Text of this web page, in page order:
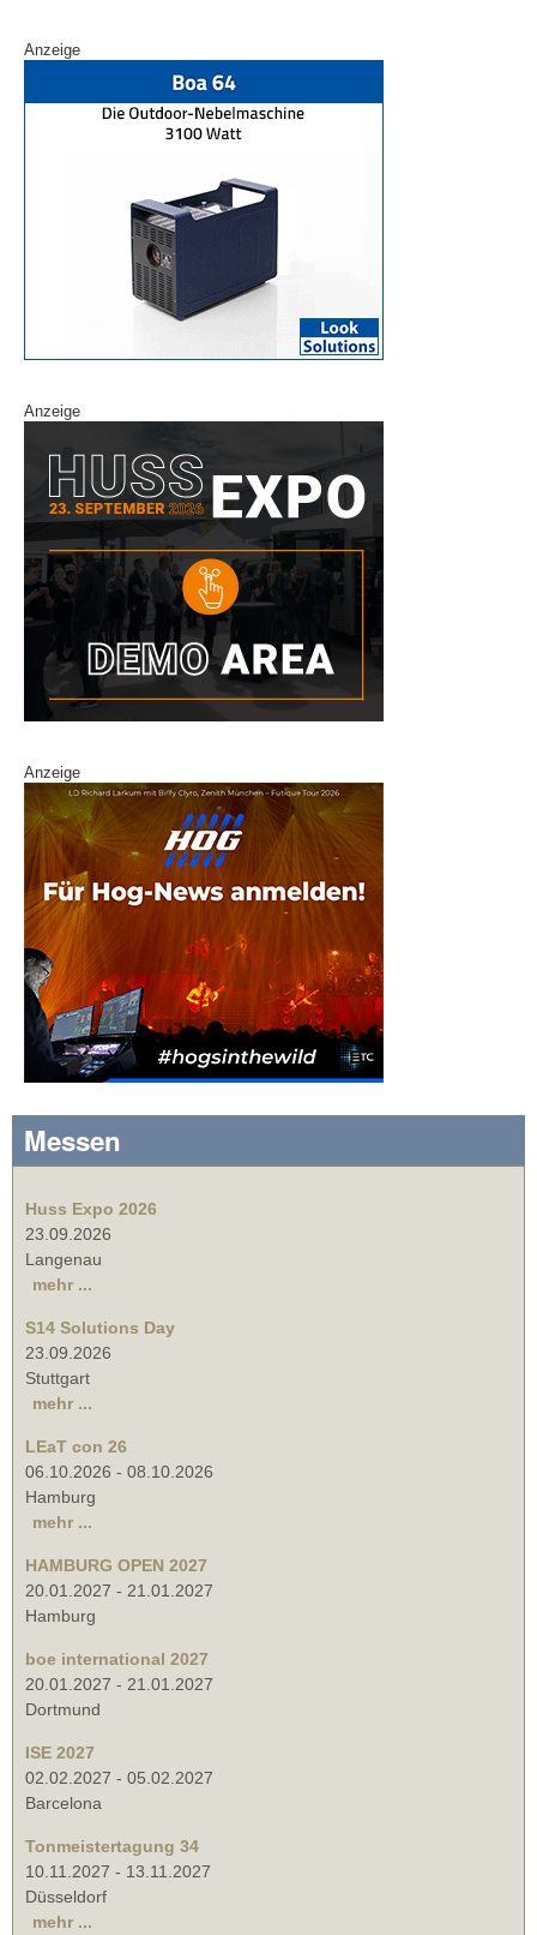
Anzeige
Anzeige
Anzeige
Messen
Huss Expo 2026
23.09.2026
Langenau
mehr ...
S14 Solutions Day
23.09.2026
Stuttgart
mehr ...
LEaT con 26
06.10.2026 - 08.10.2026
Hamburg
mehr ...
HAMBURG OPEN 2027
20.01.2027 - 21.01.2027
Hamburg
boe international 2027
20.01.2027 - 21.01.2027
Dortmund
ISE 2027
02.02.2027 - 05.02.2027
Barcelona
Tonmeistertagung 34
10.11.2027 - 13.11.2027
Düsseldorf
mehr ...